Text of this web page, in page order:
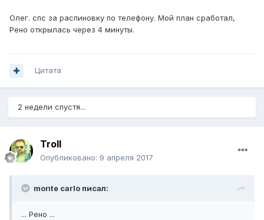
Олег. спс за распиновку по телефону. Мой план сработал,
Рено открылась через 4 минуты.
Цитата
2 недели спустя...
Troll
Опубликовано: 9 апреля 2017
monte carlo писал:
... Рено ...